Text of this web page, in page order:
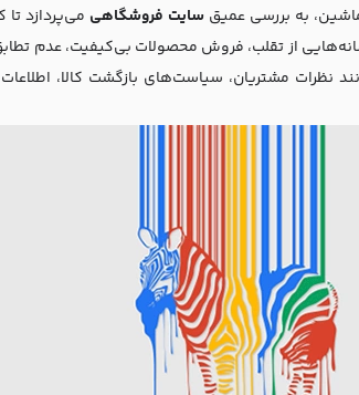
به بررسی عمیق سایت‌ فروشگاهی می‌پردازد
از تقلب، فروش محصولات بی‌کیفیت، عدم
نظرات مشتریان، سیاست‌های بازگشت کالا،